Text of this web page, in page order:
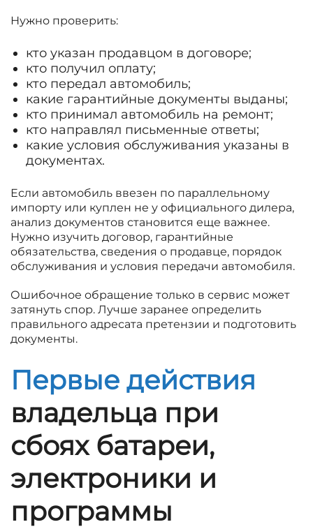
Нужно проверить:
кто указан продавцом в договоре;
кто получил оплату;
кто передал автомобиль;
какие гарантийные документы выданы;
кто принимал автомобиль на ремонт;
кто направлял письменные ответы;
какие условия обслуживания указаны в
документах.
Если автомобиль ввезен по параллельному
импорту или куплен не у официального дилера,
анализ документов становится еще важнее.
Нужно изучить договор, гарантийные
обязательства, сведения о продавце, порядок
обслуживания и условия передачи автомобиля.
Ошибочное обращение только в сервис может
затянуть спор. Лучше заранее определить
правильного адресата претензии и подготовить
документы.
Первые действия
владельца при
сбоях батареи,
электроники и
программы